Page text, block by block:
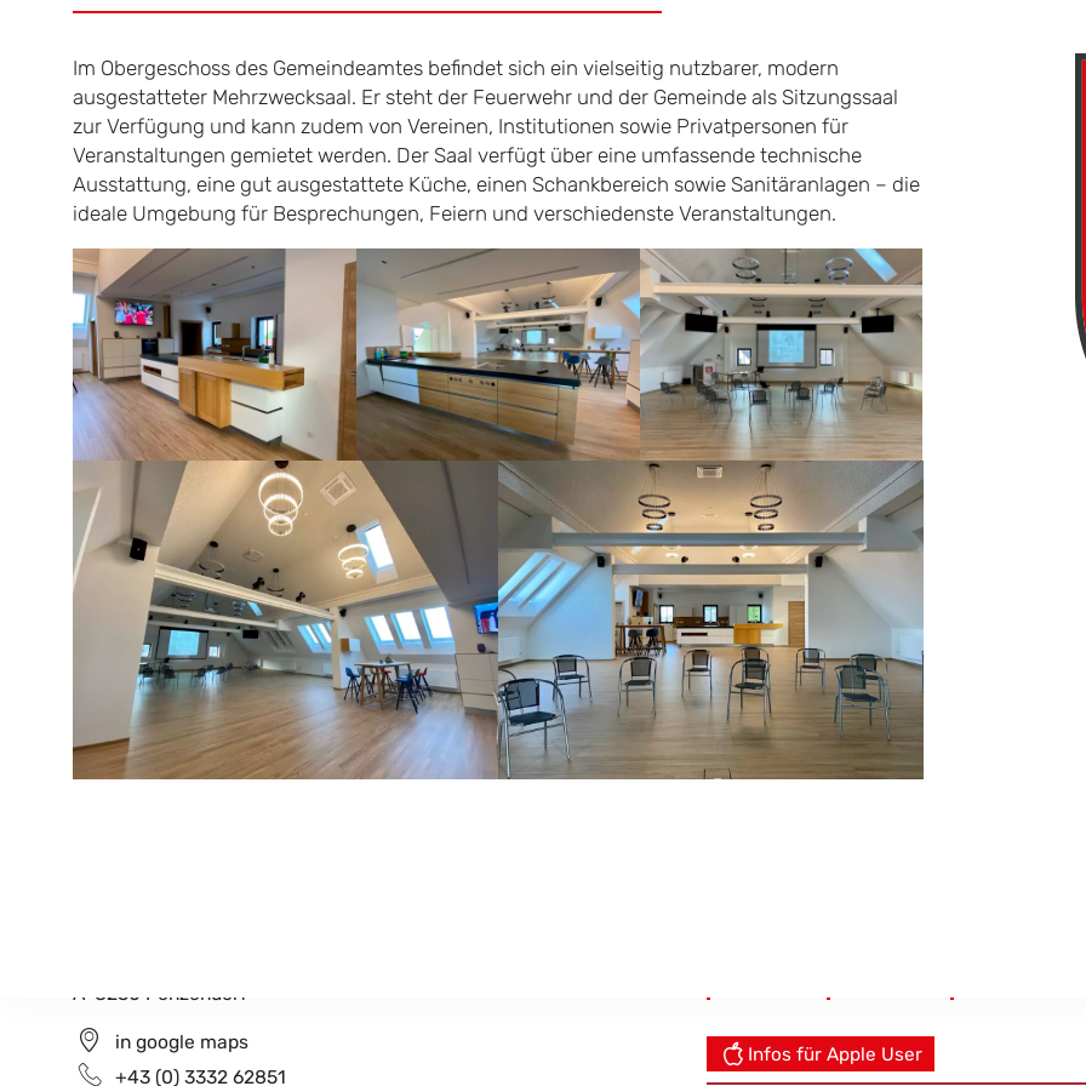
Im Obergeschoss des Gemeindeamtes befindet sich ein vielseitig nutzbarer, modern
ausgestatteter Mehrzwecksaal. Er steht der Feuerwehr und der Gemeinde als Sitzungssaal
zur Verfügung und kann zudem von Vereinen, Institutionen sowie Privatpersonen für
Veranstaltungen gemietet werden. Der Saal verfügt über eine umfassende technische
Ausstattung, eine gut ausgestattete Küche, einen Schankbereich sowie Sanitäranlagen – die
ideale Umgebung für Besprechungen, Feiern und verschiedenste Veranstaltungen.
A-8230 Penzendorf
in google maps
+43 (0) 3332 62851
Infos für Apple User